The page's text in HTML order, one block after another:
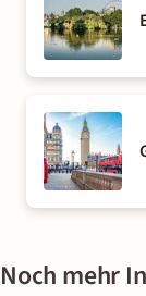
Noch mehr